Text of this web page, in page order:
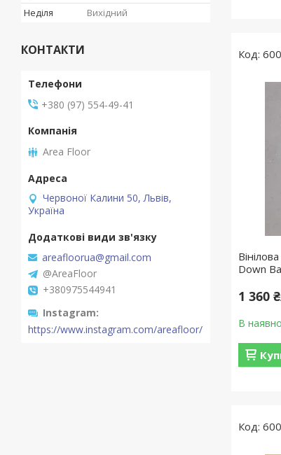
Down
1 360
В
Неділя
Вихідний
КОНТАКТИ
+380 (97) 554-49-41
Area Floor
Червоної Калини 50, Львів,
Україна
areafloorua@gmail.com
@AreaFloor
+380975544941
Instagram
https://www.instagram.com/areafloor/